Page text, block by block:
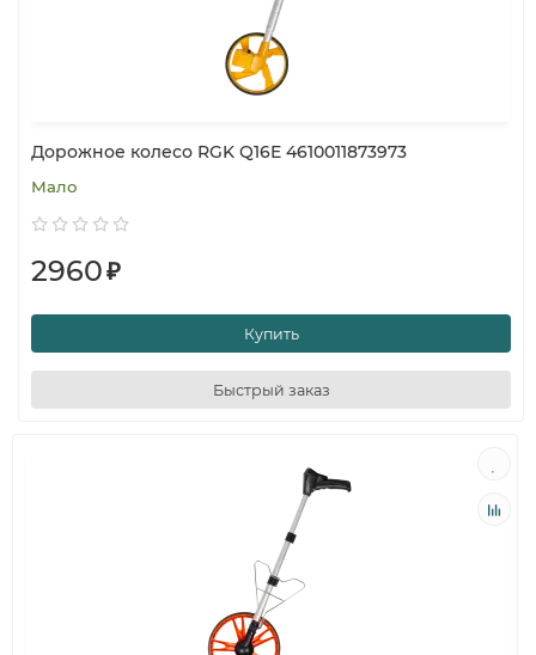
Дорожное колесо RGK Q16E 4610011873973
Мало
2960₽
Купить
Быстрый заказ